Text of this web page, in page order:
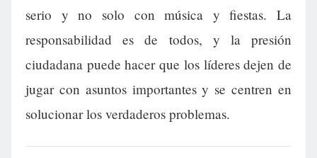
serio y no solo con música y fiestas. La
responsabilidad es de todos, y la presión
ciudadana puede hacer que los líderes dejen de
jugar con asuntos importantes y se centren en
solucionar los verdaderos problemas.